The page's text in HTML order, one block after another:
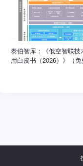
泰伯智库：《低空智联技
用白皮书（2026）》（